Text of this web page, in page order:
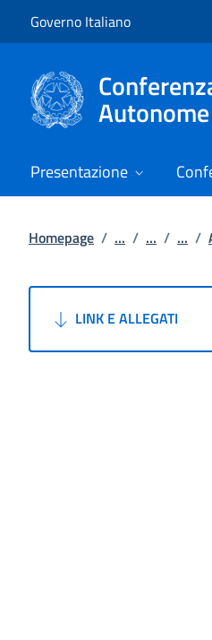
Governo Italiano
Presentazione
Homepage / ... / ... / ... /
LINK E ALLEGATI